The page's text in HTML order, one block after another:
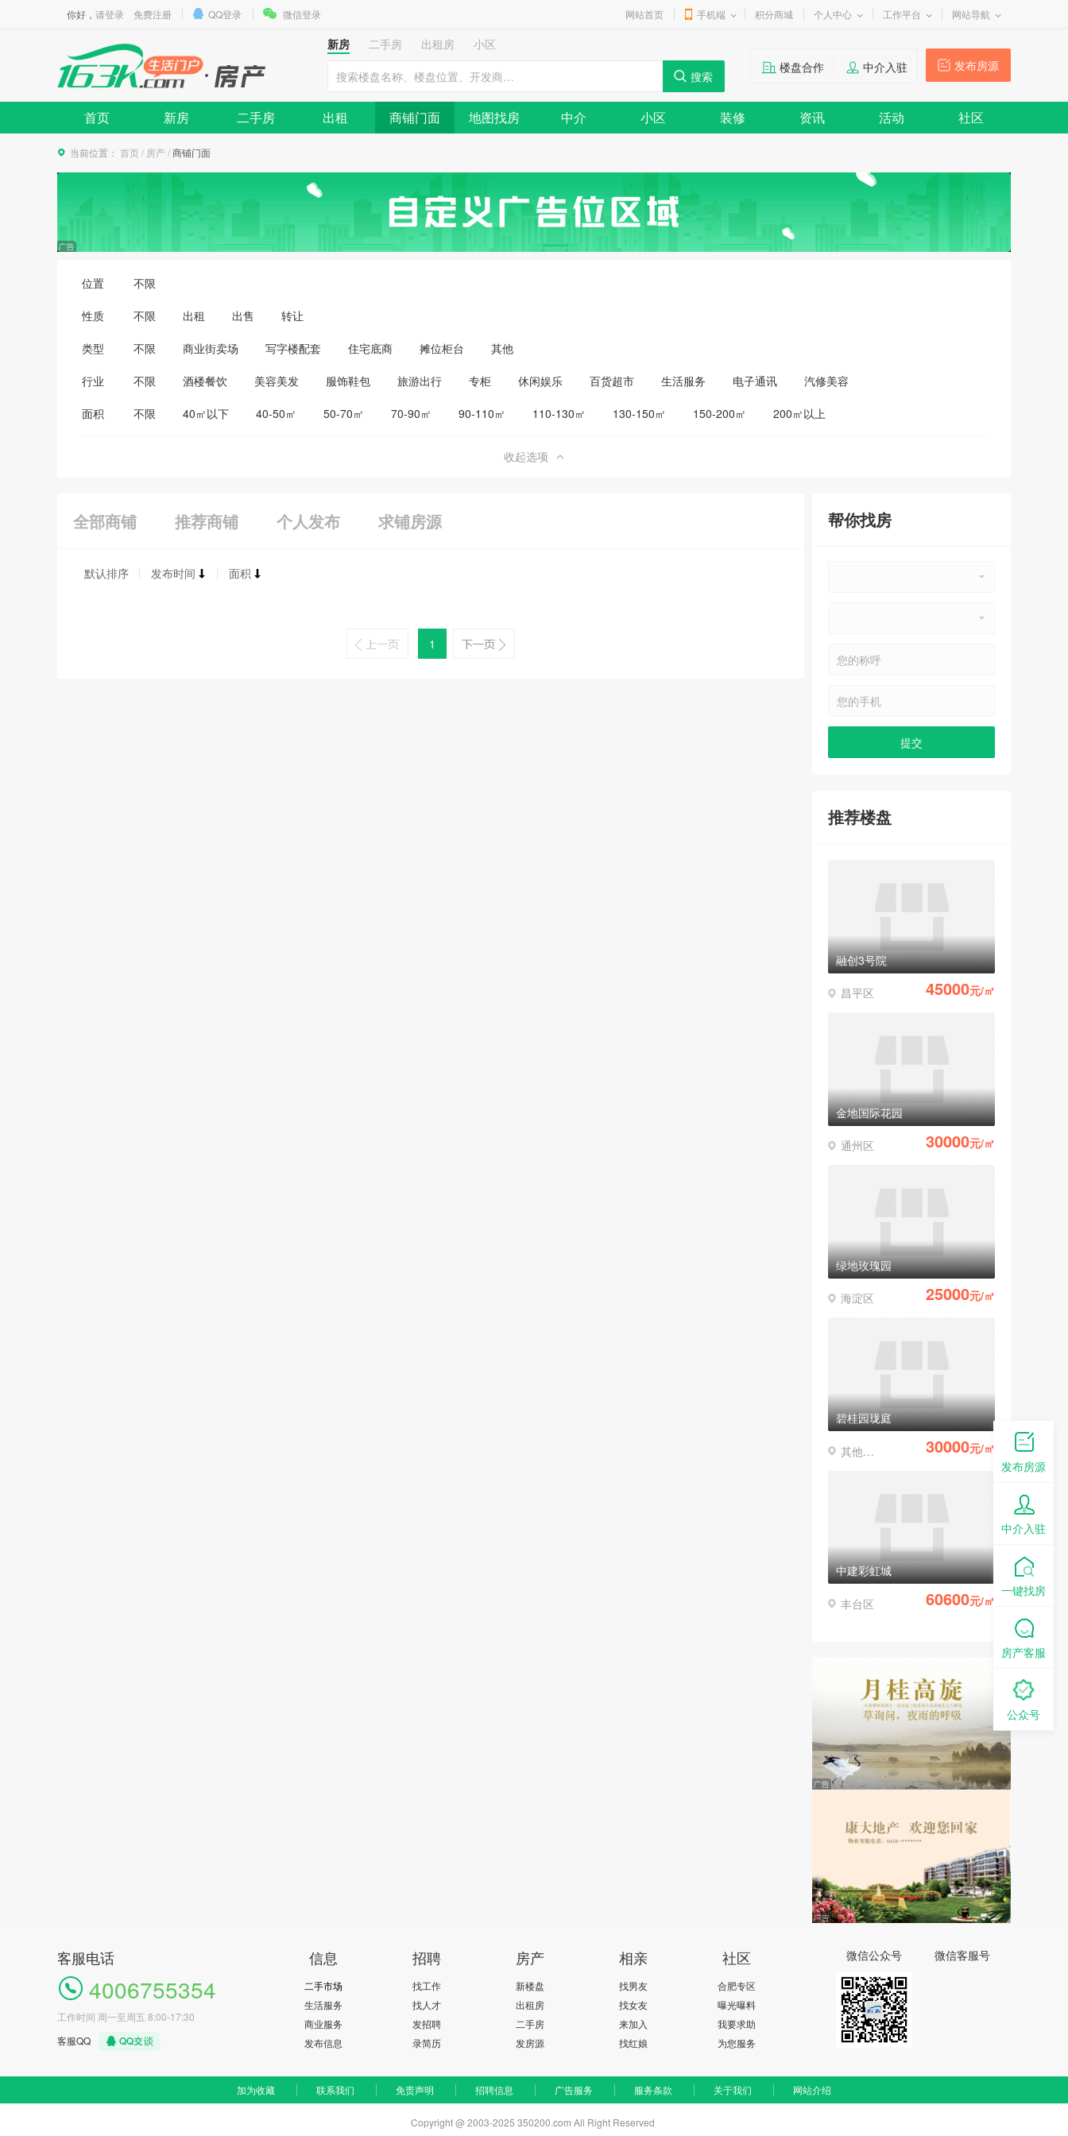
你好， 请登录 免费注册 QQ登录 微信登录 网站首页 手机端 积分商城 个人中心 工作平台 网站导航
新房 二手房 出租房
小区
发布房源
楼盘合作 中介入驻
首页 新房 二手房 出租 商铺门面 地图找房 中介 小区 装修 资讯 活动 社区
当前位置： 首页 / 房产/商铺门面
位置 不限
性质 不限 出租 出售 转让
类型 不限 商业街卖场 写字楼配套 住宅底商 摊位柜台 其他
行业 不限 酒楼餐饮 美容美发 服饰鞋包 旅游出行 专柜 休闲娱乐 百货超市 生活服务 电子通讯
汽修美容
医药保健
家居建材
面积 不限 40㎡以下 40-50㎡ 50-70㎡ 70-90㎡ 90-110㎡ 110-130㎡ 130-150㎡ 150-200㎡ 200㎡以上
收起选项
全部商铺 推荐商铺 个人发布 求铺房源
默认排序 发布时间 面积
1
帮你找房
推荐楼盘
融创3号院
昌平区 45000元/㎡
金地国际花园
通州区 30000元/㎡
绿地玫瑰园
海淀区 25000元/㎡
碧桂园珑庭
其他区县 30000元/㎡
中建彩虹城
丰台区 60600元/㎡
客服电话
4006755354
工作时间 周一至周五 8:00-17:30
客服QQ
信息
二手市场
生活服务
商业服务
发布信息
招聘
找工作
找人才
发招聘
录简历
房产
新楼盘
出租房
二手房
发房源
相亲
找男友
找女友
来加入
找红娘
社区
合肥专区
曝光曝料
我要求助
为您服务
微信公众号 微信客服号
加为收藏 联系我们 免责声明 招聘信息 广告服务 服务条款 关于我们 网站介绍
Copyright @ 2003-2025 350200.com All Right Reserved
发布房源
中介入驻
一键找房
房产客服
公众号